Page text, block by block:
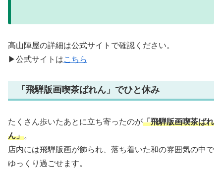
高山陣屋の詳細は公式サイトで確認ください。
▶公式サイトはこちら
「飛騨版画喫茶ばれん」でひと休み
たくさん歩いたあとに立ち寄ったのが「飛騨版画喫茶ばれ
ん」。
店内には飛騨版画が飾られ、落ち着いた和の雰囲気の中で
ゆっくり過ごせます。